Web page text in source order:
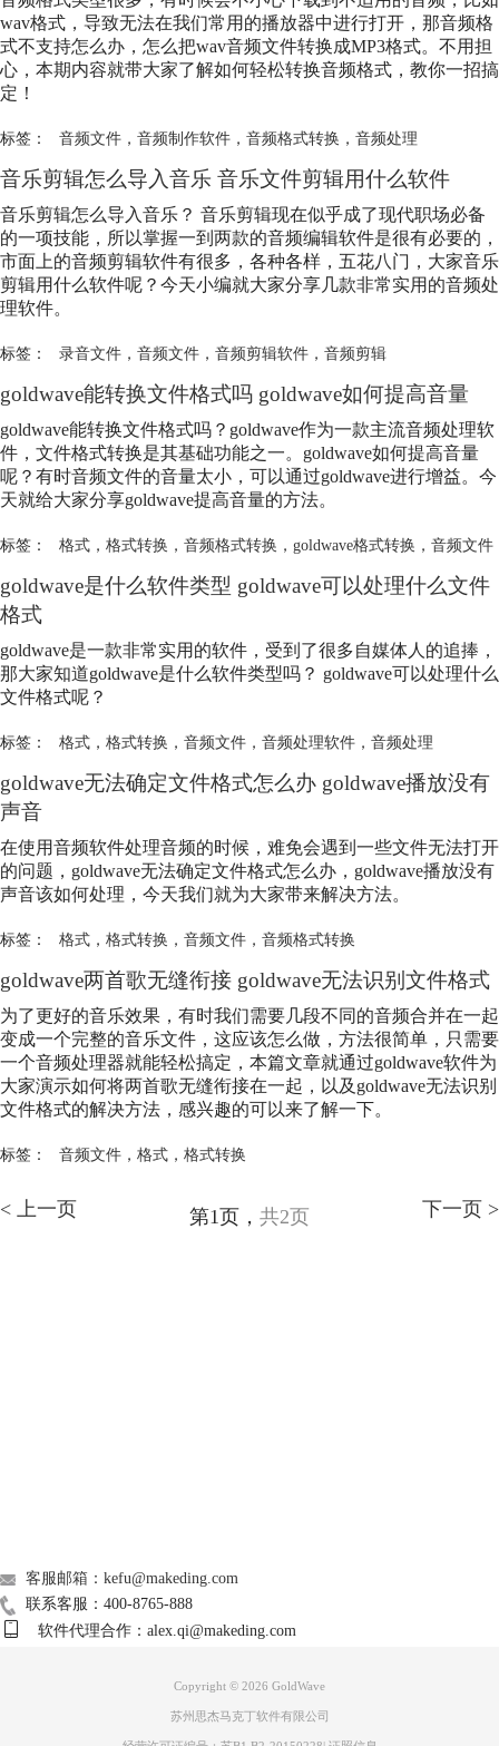
wav格式，导致无法在我们常用的播放器中进行打开，那音频格
式不支持怎么办，怎么把wav音频文件转换成MP3格式。不用担
心，本期内容就带大家了解如何轻松转换音频格式，教你一招搞
定！
标签： 音频文件， 音频制作软件， 音频格式转换 ， 音频处理
音乐剪辑怎么导入音乐 音乐文件剪辑用什么软件
音乐剪辑怎么导入音乐？ 音乐剪辑现在似乎成了现代职场必备
的一项技能，所以掌握一到两款的音频编辑软件是很有必要的，
市面上的音频剪辑软件有很多，各种各样，五花八门，大家音乐
剪辑用什么软件呢？今天小编就大家分享几款非常实用的音频处
理软件。
标签： 录音文件， 音频文件， 音频剪辑软件， 音频剪辑
goldwave能转换文件格式吗 goldwave如何提高音量
goldwave能转换文件格式吗？goldwave作为一款主流音频处理软
件，文件格式转换是其基础功能之一。goldwave如何提高音量
呢？有时音频文件的音量太小，可以通过goldwave进行增益。今
天就给大家分享goldwave提高音量的方法。
标签： 格式， 格式转换 ， 音频格式转换 ， goldwave格式转换 ， 音频文件
goldwave是什么软件类型 goldwave可以处理什么文件
格式
goldwave是一款非常实用的软件，受到了很多自媒体人的追捧，
那大家知道goldwave是什么软件类型吗？ goldwave可以处理什么
文件格式呢？
标签： 格式， 格式转换 ， 音频文件， 音频处理软件， 音频处理
goldwave无法确定文件格式怎么办 goldwave播放没有
声音
在使用音频软件处理音频的时候，难免会遇到一些文件无法打开
的问题，goldwave无法确定文件格式怎么办，goldwave播放没有
声音该如何处理，今天我们就为大家带来解决方法。
标签： 格式， 格式转换 ， 音频文件， 音频格式转换
goldwave两首歌无缝衔接 goldwave无法识别文件格式
为了更好的音乐效果，有时我们需要几段不同的音频合并在一起
变成一个完整的音乐文件，这应该怎么做，方法很简单，只需要
一个音频处理器就能轻松搞定，本篇文章就通过goldwave软件为
大家演示如何将两首歌无缝衔接在一起，以及goldwave无法识别
文件格式的解决方法，感兴趣的可以来了解一下。
标签： 音频文件， 格式， 格式转换
< 上一页 第1页， 共2页 下一页 >
客服邮箱：kefu@makeding.com
联系客服：400-8765-888
软件代理合作：alex.qi@makeding.com
Copyright © 2026 GoldWave
苏州思杰马克丁软件有限公司